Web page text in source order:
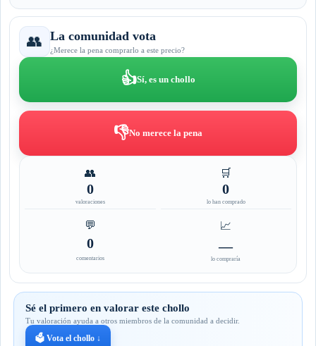
👥 La comunidad vota
¿Merece la pena comprarlo a este precio?
👍Sí, es un chollo
👎No merece la pena
👥
0
valoraciones
🛒
0
lo han comprado
💬
0
comentarios
📈
—
lo compraría
Sé el primero en valorar este chollo
Tu valoración ayuda a otros miembros de la comunidad a decidir.
🗳️ Vota el chollo ↓